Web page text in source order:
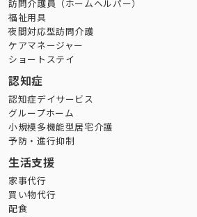
訪問介護員（ホームヘルパー）
福祉用具
夜間対応型訪問介護
ケアマネージャー
ショートステイ
認知症
認知症デイサービス
グループホーム
小規模多機能型居宅介護
予防・進行抑制
生活支援
家事代行
買い物代行
配食